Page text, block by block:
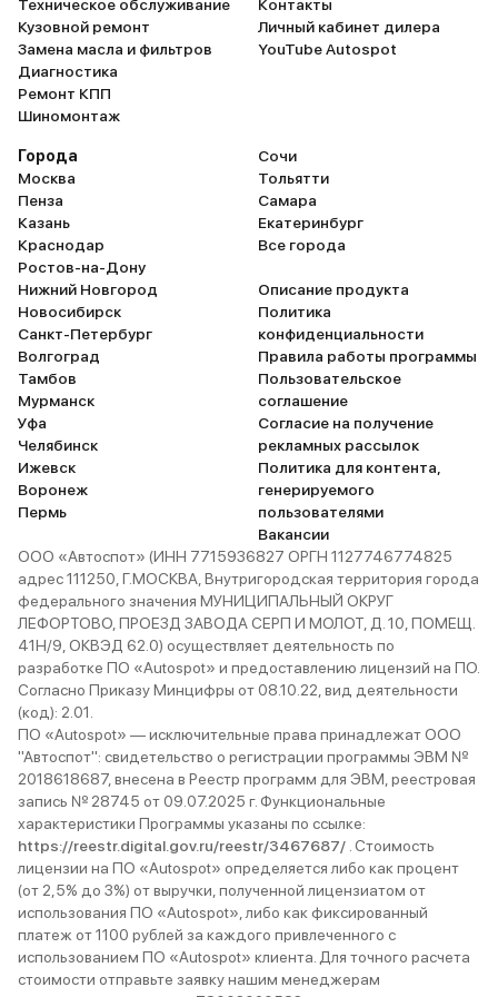
Техническое обслуживание
Кузовной ремонт
Замена масла и фильтров
Диагностика
Ремонт КПП
Шиномонтаж
Контакты
Личный кабинет дилера
YouTube Autospot
Города
Москва
Пенза
Казань
Краснодар
Ростов-на-Дону
Нижний Новгород
Новосибирск
Санкт-Петербург
Волгоград
Тамбов
Мурманск
Уфа
Челябинск
Ижевск
Воронеж
Пермь
Сочи
Тольятти
Самара
Екатеринбург
Все города
Описание продукта
Политика
конфиденциальности
Правила работы программы
Пользовательское
соглашение
Согласие на получение
рекламных рассылок
Политика для контента,
генерируемого
пользователями
Вакансии
ООО «Автоспот» (ИНН 7715936827 ОРГН 1127746774825
адрес 111250, Г.МОСКВА, Внутригородская территория города
федерального значения МУНИЦИПАЛЬНЫЙ ОКРУГ
ЛЕФОРТОВО, ПРОЕЗД ЗАВОДА СЕРП И МОЛОТ, Д. 10, ПОМЕЩ.
41Н/9, ОКВЭД 62.0) осуществляет деятельность по
разработке ПО «Autospot» и предоставлению лицензий на ПО.
Согласно Приказу Минцифры от 08.10.22, вид деятельности
(код): 2.01.
ПО «Autospot» — исключительные права принадлежат ООО
"Автоспот": свидетельство о регистрации программы ЭВМ №
2018618687, внесена в Реестр программ для ЭВМ, реестровая
запись № 28745 от 09.07.2025 г. Функциональные
характеристики Программы указаны по ссылке:
https://reestr.digital.gov.ru/reestr/3467687/ . Стоимость
лицензии на ПО «Autospot» определяется либо как процент
(от 2,5% до 3%) от выручки, полученной лицензиатом от
использования ПО «Autospot», либо как фиксированный
платеж от 1100 рублей за каждого привлеченного с
использованием ПО «Autospot» клиента. Для точного расчета
стоимости отправьте заявку нашим менеджерам